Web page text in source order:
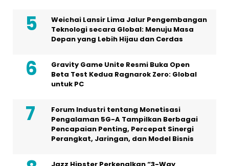
Weichai Lansir Lima Jalur Pengembangan
Teknologi secara Global: Menuju Masa
Depan yang Lebih Hijau dan Cerdas
Gravity Game Unite Resmi Buka Open
Beta Test Kedua Ragnarok Zero: Global
untuk PC
Forum Industri tentang Monetisasi
Pengalaman 5G-A Tampilkan Berbagai
Pencapaian Penting, Percepat Sinergi
Perangkat, Jaringan, dan Model Bisnis